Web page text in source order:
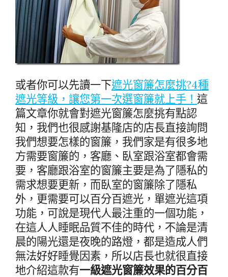
或者你可以先讀一下遮光窗簾怎麼挑?4種
遮光等級，讓您第一次選窗簾就上手！ 這
篇文章你就會對遮光窗簾怎麼挑有點認
知，我們也很感謝基隆店的店長直接詢問
我們想要怎樣的窗簾，我們家是有很多地
方需要窗簾的，客廳、臥室跟浴室都會需
要，客廳跟浴室的窗簾主要是為了隱私的
需求想要更新，而臥室的窗簾除了隱私
外，更需要可以百分百遮光，單遮光這項
功能，可說是現代人最注重的一個功能，
在這人人睡眠品質不佳的時代，不論是清
晨的陽光還是夜晚的路燈，都是造成人們
無法好好睡覺因素，所以店長也就很直接
地介紹這款有一級遮光窗簾效果的百分百